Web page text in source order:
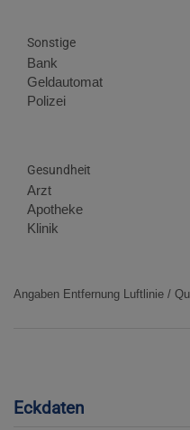
Sonstige
Bank
Geldautomat
Polizei
Gesundheit
Arzt
Apotheke
Klinik
Angaben Entfernung Luftlinie /
Eckdaten